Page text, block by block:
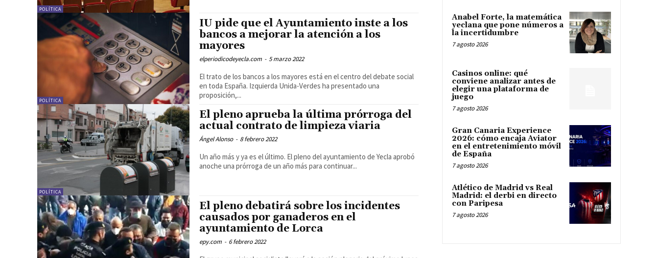
POLÍTICA
POLÍTICA
IU pide que el Ayuntamiento inste a los
bancos a mejorar la atención a los
mayores
elperiodicodeyecla.com - 5 marzo 2022
El trato de los bancos a los mayores está en el centro del debate social
en toda España. Izquierda Unida-Verdes ha presentado una
proposición,...
POLÍTICA
El pleno aprueba la última prórroga del
actual contrato de limpieza viaria
Ángel Alonso - 8 febrero 2022
Un año más y ya es el último. El pleno del ayuntamiento de Yecla aprobó
anoche una prórroga de un año más para continuar...
El pleno debatirá sobre los incidentes
causados por ganaderos en el
ayuntamiento de Lorca
epy.com - 6 febrero 2022
Anabel Forte, la matemática
yeclana que pone números a
la incertidumbre
7 agosto 2026
Casinos online: qué
conviene analizar antes de
elegir una plataforma de
juego
7 agosto 2026
Gran Canaria Experience
2026: cómo encaja Aviator
en el entretenimiento móvil
de España
7 agosto 2026
Atlético de Madrid vs Real
Madrid: el derbi en directo
con Paripesa
7 agosto 2026